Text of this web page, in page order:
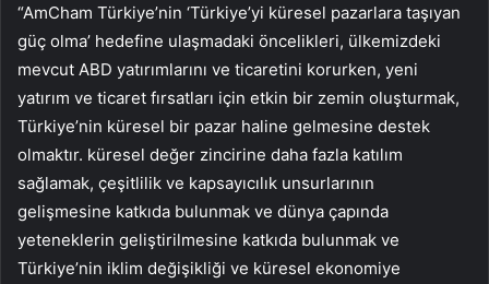
“AmCham Türkiye’nin ‘Türkiye’yi küresel pazarlara taşıyan
güç olma’ hedefine ulaşmadaki öncelikleri, ülkemizdeki
mevcut ABD yatırımlarını ve ticaretini korurken, yeni
yatırım ve ticaret fırsatları için etkin bir zemin oluşturmak,
Türkiye’nin küresel bir pazar haline gelmesine destek
olmaktır. küresel değer zincirine daha fazla katılım
sağlamak, çeşitlilik ve kapsayıcılık unsurlarının
gelişmesine katkıda bulunmak ve dünya çapında
yeteneklerin geliştirilmesine katkıda bulunmak ve
Türkiye’nin iklim değişikliği ve küresel ekonomiye